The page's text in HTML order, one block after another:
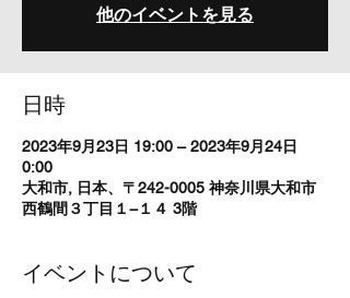
他のイベントを見る
日時
2023年9月23日 19:00 – 2023年9月24日
0:00
大和市, 日本、〒242-0005 神奈川県大和市
西鶴間３丁目１−１４ 3階
イベントについて